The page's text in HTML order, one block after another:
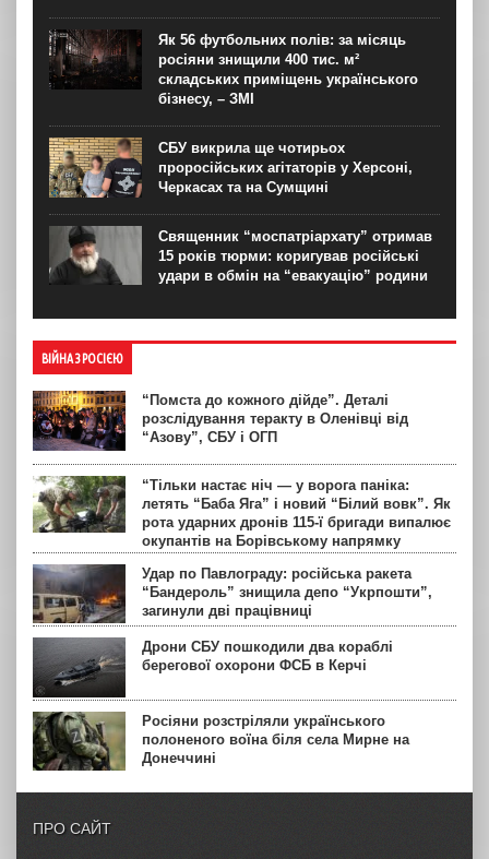
Як 56 футбольних полів: за місяць
росіяни знищили 400 тис. м²
складських приміщень українського
бізнесу, – ЗМІ
СБУ викрила ще чотирьох
проросійських агітаторів у Херсоні,
Черкасах та на Сумщині
Священник “моспатріархату” отримав
15 років тюрми: коригував російські
удари в обмін на “евакуацію” родини
ВІЙНА З РОСІЄЮ
“Помста до кожного дійде”. Деталі
розслідування теракту в Оленівці від
“Азову”, СБУ і ОГП
“Тільки настає ніч — у ворога паніка:
летять “Баба Яга” і новий “Білий вовк”. Як
рота ударних дронів 115-ї бригади випалює
окупантів на Борівському напрямку
Удар по Павлограду: російська ракета
“Бандероль” знищила депо “Укрпошти”,
загинули дві працівниці
Дрони СБУ пошкодили два кораблі
берегової охорони ФСБ в Керчі
Росіяни розстріляли українського
полоненого воїна біля села Мирне на
Донеччині
ПРО САЙТ